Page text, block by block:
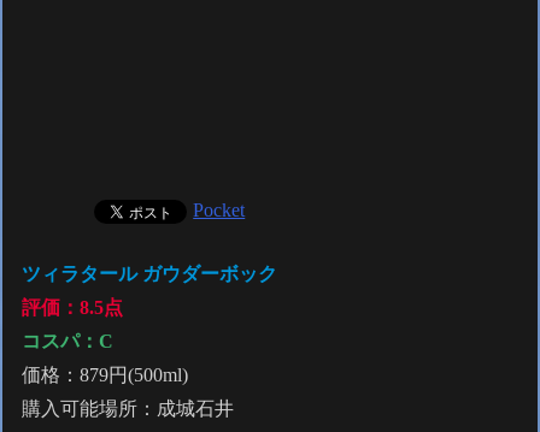
Pocket
ツィラタール ガウダーボック
評価：8.5点
コスパ：C
価格：879円(500ml)
購入可能場所：成城石井